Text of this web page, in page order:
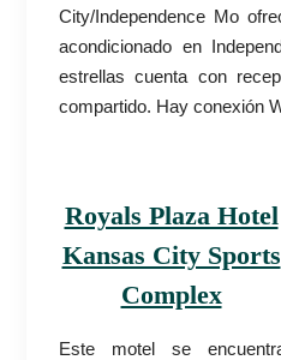
City/Independence Mo
acondicionado en
estrellas cuenta con
compartido. Hay conexión
Royals Plaza Hotel
Kansas City Sports
Complex
Este motel se